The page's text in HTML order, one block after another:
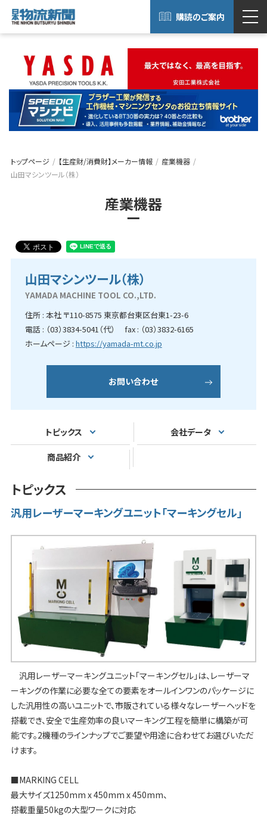
購読のご案内
トップページ 【生産財/消費財】メーカー情報
産業機器
山田マシンツール（株）
産業機器
山田マシンツール（株）
YAMADA MACHINE TOOL CO.,LTD.
住所 : 本社 〒110-8575 東京都台東区台東1-23-6
電話 : （03）3834-5041（代） fax : （03）3832-6165
ホームページ : https://yamada-mt.co.jp
お問い合わせ
トピックス 会社データ
商品紹介
トピックス
汎用レーザーマーキングユニット「マーキングセル」
汎用レーザーマーキングユニット「マーキングセル」は、レーザーマ
ーキングの作業に必要な全ての要素をオールインワンのパッケージに
した汎用性の高いユニットで、市販されている様々なレーザーヘッドを
搭載でき、安全で生産効率の良いマーキング工程を簡単に構築が可
能です。2機種のラインナップでご要望や用途に合わせてお選びいただ
けます。
■MARKING CELL
最大サイズ1250mm x 450mm x 450mm、
搭載重量50kgの大型ワークに対応